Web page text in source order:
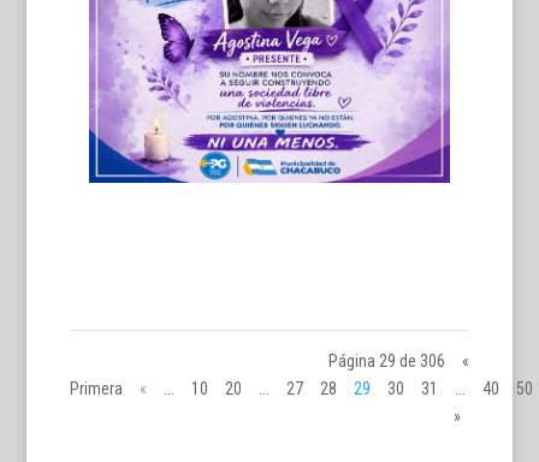
Página 29 de 306
«
Primera
« 10 20 27 28 29 30 31 40
50
»